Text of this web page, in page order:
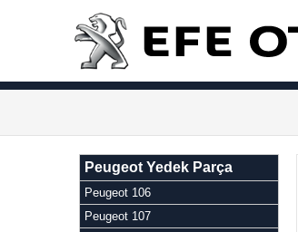
Peugeot Yedek Parça
Peugeot 106
Peugeot 107